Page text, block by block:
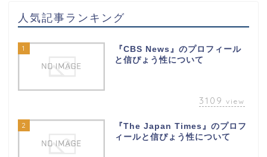
人気記事ランキング
1
『CBS News』のプロフィール
と信ぴょう性について
3109 view
2
『The Japan Times』のプロフ
ィールと信ぴょう性について